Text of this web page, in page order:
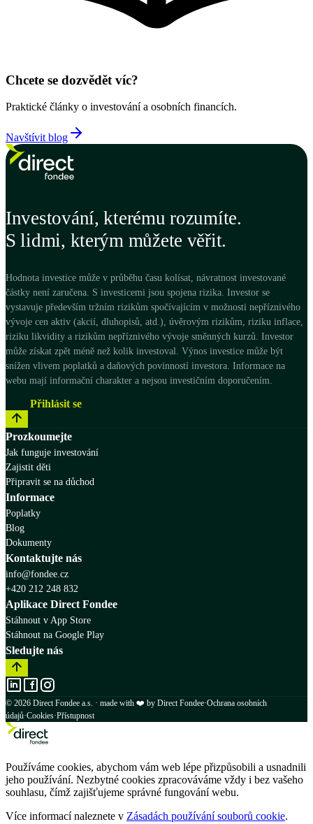
Chcete se dozvědět víc?
Praktické články o investování a osobních financích.
Navštívit blog
Investování, kterému rozumíte.
S lidmi, kterým můžete věřit.
Hodnota investice může v průběhu času kolísat, návratnost investované
částky není zaručena. S investicemi jsou spojena rizika. Investor se
vystavuje především tržním rizikům spočívajícím v možnosti nepříznivého
vývoje cen aktiv (akcií, dluhopisů, atd.), úvěrovým rizikům, riziku inflace,
riziku likvidity a rizikům nepříznivého vývoje směnných kurzů. Investor
může získat zpět méně než kolik investoval. Výnos investice může být
snížen vlivem poplatků a daňových povinností investora. Informace na
webu mají informační charakter a nejsou investičním doporučením.
Přihlásit se
Prozkoumejte
Jak funguje investování
Zajistit děti
Připravit se na důchod
Informace
Poplatky
Blog
Dokumenty
Kontaktujte nás
info@fondee.cz
+420 212 248 832
Aplikace Direct Fondee
Stáhnout v App Store
Stáhnout na Google Play
Sledujte nás
© 2026 Direct Fondee a.s. · made with ❤️ by Direct Fondee·Ochrana osobních
údajů·Cookies·Přístupnost
Používáme cookies, abychom vám web lépe přizpůsobili a usnadnili
jeho používání. Nezbytné cookies zpracováváme vždy i bez vašeho
souhlasu, čímž zajišťujeme správné fungování webu.
Více informací naleznete v Zásadách používání souborů cookie.